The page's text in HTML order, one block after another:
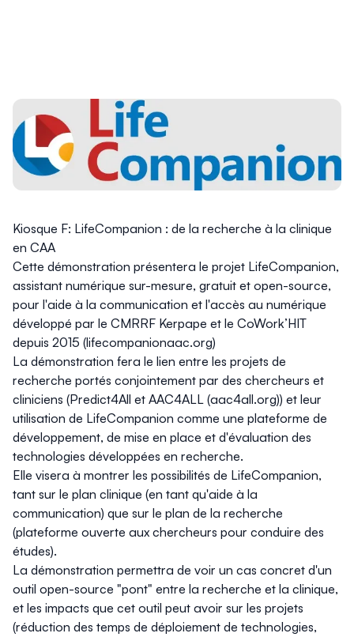
Kiosque F: LifeCompanion : de la recherche à la clinique
en CAA
Cette démonstration présentera le projet LifeCompanion,
assistant numérique sur-mesure, gratuit et open-source,
pour l'aide à la communication et l'accès au numérique
développé par le CMRRF Kerpape et le CoWork’HIT
depuis 2015 (lifecompanionaac.org)
La démonstration fera le lien entre les projets de
recherche portés conjointement par des chercheurs et
cliniciens (Predict4All et AAC4ALL (aac4all.org)) et leur
utilisation de LifeCompanion comme une plateforme de
développement, de mise en place et d'évaluation des
technologies développées en recherche.
Elle visera à montrer les possibilités de LifeCompanion,
tant sur le plan clinique (en tant qu'aide à la
communication) que sur le plan de la recherche
(plateforme ouverte aux chercheurs pour conduire des
études).
La démonstration permettra de voir un cas concret d'un
outil open-source "pont" entre la recherche et la clinique,
et les impacts que cet outil peut avoir sur les projets
(réduction des temps de déploiement de technologies,